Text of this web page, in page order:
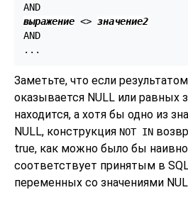
AND
выражение <> значение2
AND
Заметьте, что если
оказывается NULL или равных
находится, а хотя бы одно из
NULL, конструкция NOT IN
true, как можно было бы наивно
соответствует принятым в
переменных со значениями